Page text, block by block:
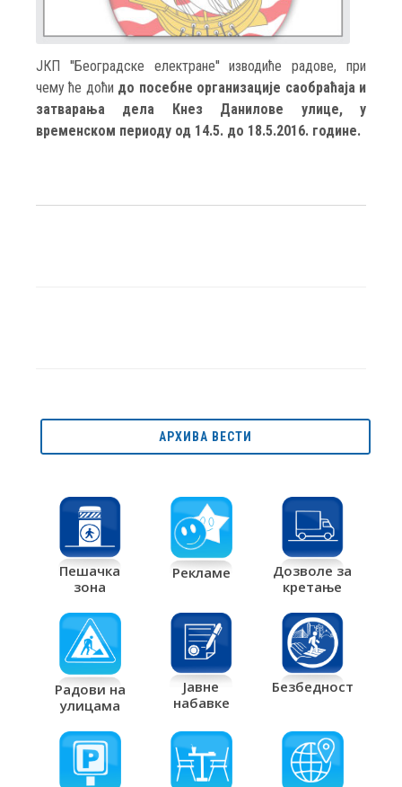
ЈКП ''Београдске електране'' изводиће радове, при
чему ће доћи до посебне организације саобраћаја и
затварања дела Кнез Данилове улице, у
временском периоду од 14.5. до 18.5.2016. године.
АРХИВА ВЕСТИ
Пешачка
зона
Рекламе
Дозволе за
кретање
Радови на
улицама
Јавне
набавке
Безбедност